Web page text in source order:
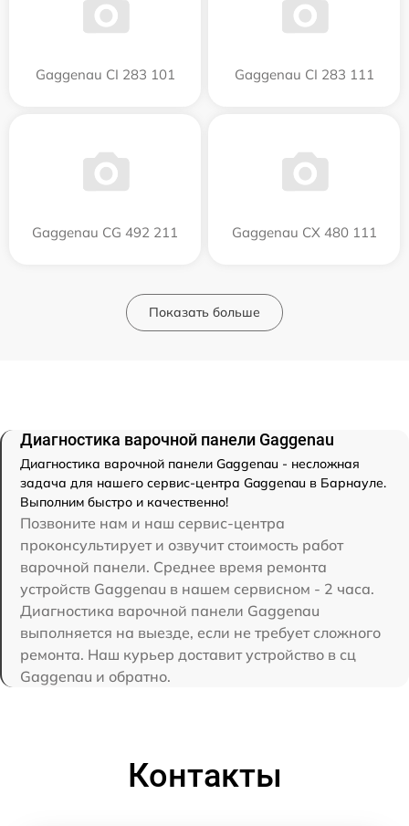
Gaggenau CI 283 101 Gaggenau CI 283 111
Gaggenau CG 492 211 Gaggenau CX 480 111
Показать больше
Диагностика варочной панели Gaggenau
Диагностика варочной панели Gaggenau - несложная
задача для нашего сервис-центра Gaggenau в Барнауле.
Выполним быстро и качественно!
Позвоните нам и наш сервис-центра
проконсультирует и озвучит стоимость работ
варочной панели. Среднее время ремонта
устройств Gaggenau в нашем сервисном - 2 часа.
Диагностика варочной панели Gaggenau
выполняется на выезде, если не требует сложного
ремонта. Наш курьер доставит устройство в сц
Gaggenau и обратно.
Контакты